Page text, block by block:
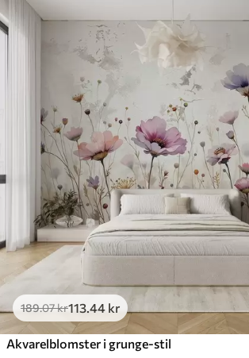
189.07kr113.44 kr
Akvarelblomster i grunge-stil